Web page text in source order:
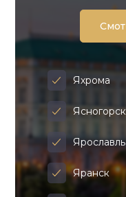
Яхрома
Ясногорск
Ярославль
Яранск